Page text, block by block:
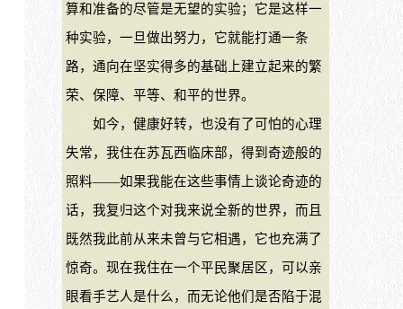
算和准备的尽管是无望的实验；它是这样一
种实验，一旦做出努力，它就能打通一条
路，通向在坚实得多的基础上建立起来的繁
荣、保障、平等、和平的世界。
如今，健康好转，也没有了可怕的心理
失常，我住在苏瓦西临床部，得到奇迹般的
照料——如果我能在这些事情上谈论奇迹的
话，我复归这个对我来说全新的世界，而且
既然我此前从来未曾与它相遇，它也充满了
惊奇。现在我住在一个平民聚居区，可以亲
眼看手艺人是什么，而无论他们是否陷于混